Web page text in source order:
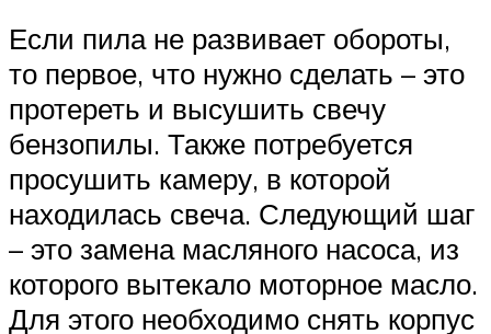
Если пила не развивает обороты,
то первое, что нужно сделать – это
протереть и высушить свечу
бензопилы. Также потребуется
просушить камеру, в которой
находилась свеча. Следующий шаг
– это замена масляного насоса, из
которого вытекало моторное масло.
Для этого необходимо снять корпус